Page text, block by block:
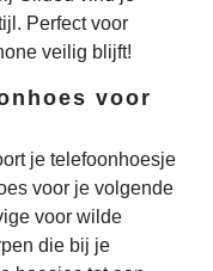
Perfect voor
veilig blijft!
voor
je telefoonhoesje
voor je volgende
voor wilde
die bij je